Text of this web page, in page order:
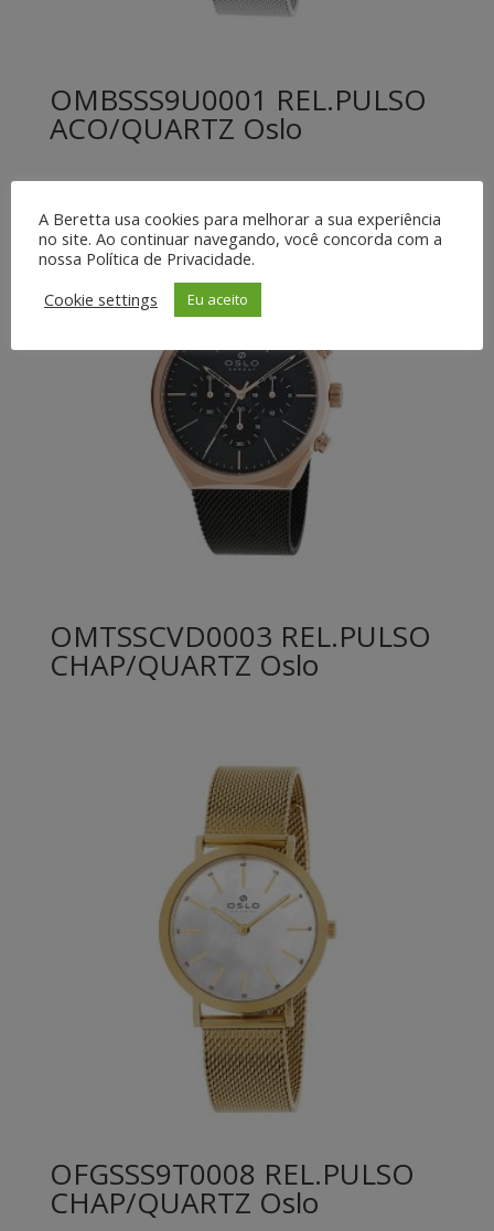
OMBSSS9U0001 REL.PULSO
ACO/QUARTZ Oslo
OMTSSCVD0003 REL.PULSO
CHAP/QUARTZ Oslo
OFGSSS9T0008 REL.PULSO
CHAP/QUARTZ Oslo
A Beretta usa cookies para melhorar a sua experiência
no site. Ao continuar navegando, você concorda com a
nossa Política de Privacidade.
Cookie settings
Eu aceito